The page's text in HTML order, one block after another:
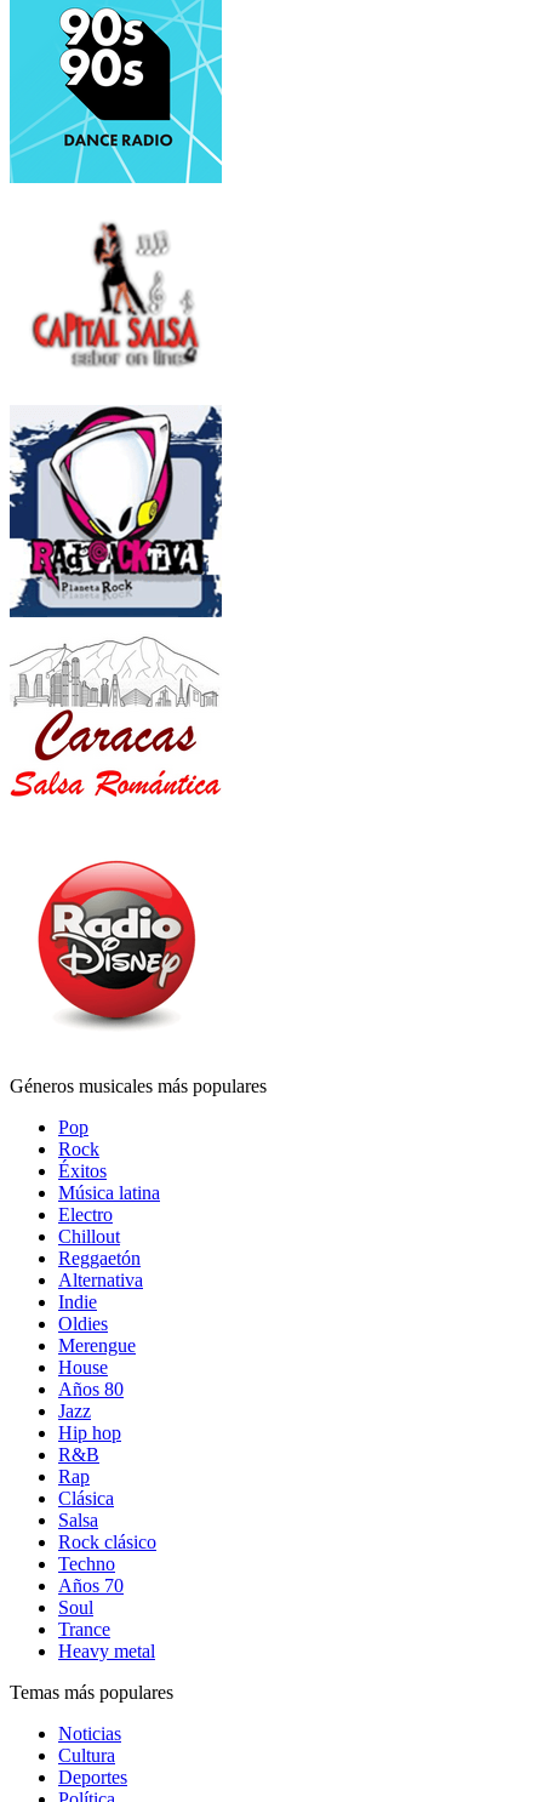
Géneros musicales más populares
Pop
Rock
Éxitos
Música latina
Electro
Chillout
Reggaetón
Alternativa
Indie
Oldies
Merengue
House
Años 80
Jazz
Hip hop
R&B
Rap
Clásica
Salsa
Rock clásico
Techno
Años 70
Soul
Trance
Heavy metal
Temas más populares
Noticias
Cultura
Deportes